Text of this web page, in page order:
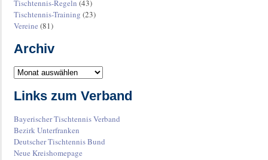
Tischtennis-Regeln (43)
Tischtennis-Training (23)
Vereine (81)
Archiv
Links zum Verband
Bayerischer Tischtennis Verband
Bezirk Unterfranken
Deutscher Tischtennis Bund
Neue Kreishomepage